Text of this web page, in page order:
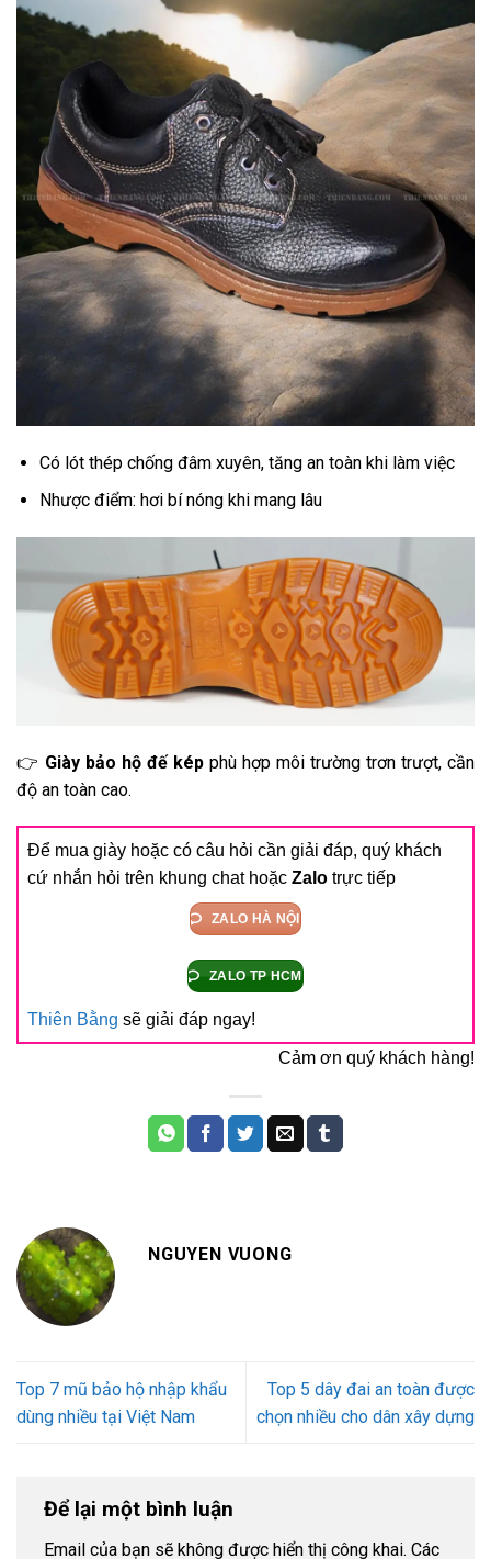
Có lót thép chống đâm xuyên, tăng an toàn khi làm việc
Nhược điểm: hơi bí nóng khi mang lâu
👉 Giày bảo hộ đế kép phù hợp môi trường trơn trượt, cần
độ an toàn cao.
Để mua giày hoặc có câu hỏi cần giải đáp, quý khách
cứ nhắn hỏi trên khung chat hoặc Zalo trực tiếp
ZALO HÀ NỘI
ZALO TP HCM
Thiên Bằng sẽ giải đáp ngay!
Cảm ơn quý khách hàng!
NGUYEN VUONG
Top 7 mũ bảo hộ nhập khẩu
dùng nhiều tại Việt Nam
Top 5 dây đai an toàn được
chọn nhiều cho dân xây dựng
Để lại một bình luận
Email của bạn sẽ không được hiển thị công khai. Các